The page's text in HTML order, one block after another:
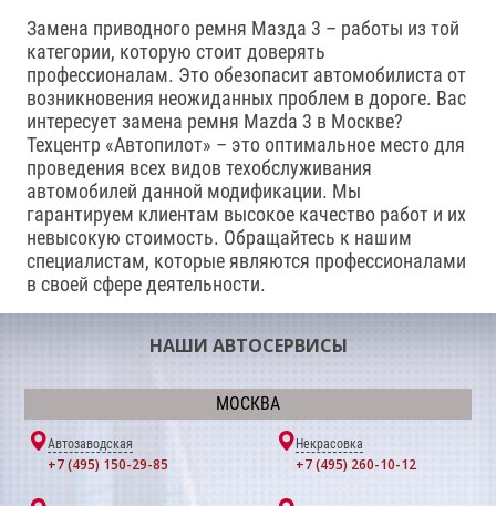
Замена приводного ремня Мазда 3 – работы из той
категории, которую стоит доверять
профессионалам. Это обезопасит автомобилиста от
возникновения неожиданных проблем в дороге. Вас
интересует замена ремня Mazda 3 в Москве?
Техцентр «Автопилот» – это оптимальное место для
проведения всех видов техобслуживания
автомобилей данной модификации. Мы
гарантируем клиентам высокое качество работ и их
невысокую стоимость. Обращайтесь к нашим
специалистам, которые являются профессионалами
в своей сфере деятельности.
НАШИ АВТОСЕРВИСЫ
МОСКВА
Автозаводская
+7 (495) 150-29-85
Некрасовка
+7 (495) 260-10-12